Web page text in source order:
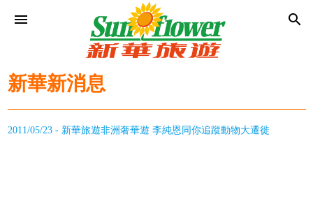
menu search
新華新消息
2011/05/23 - 新華旅遊非洲奢華遊 李純恩同你追蹤動物大遷徙